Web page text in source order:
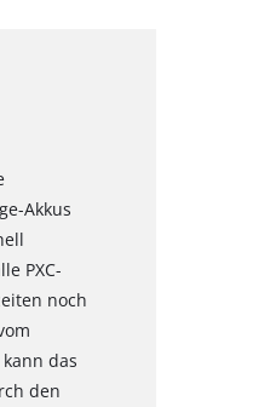
Akkus
PXC-
noch
das
den